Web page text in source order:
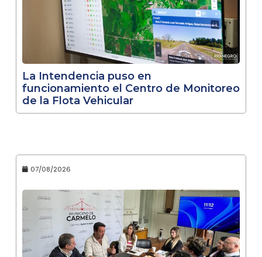
La Intendencia puso en
funcionamiento el Centro de Monitoreo
de la Flota Vehicular
07/08/2026